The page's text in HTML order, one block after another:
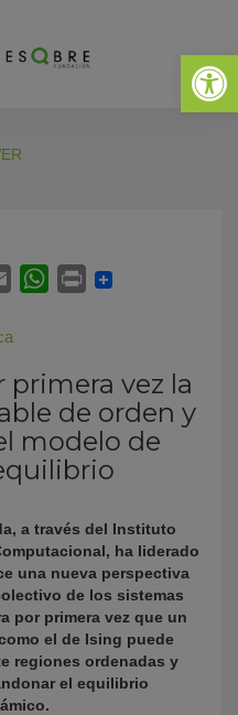
Abrir
vez la
de orden y
modelo de
a través del Instituto
ha liderado
una nueva perspectiva
de los sistemas
por primera vez que un
el de Ising puede
regiones ordenadas y
el equilibrio